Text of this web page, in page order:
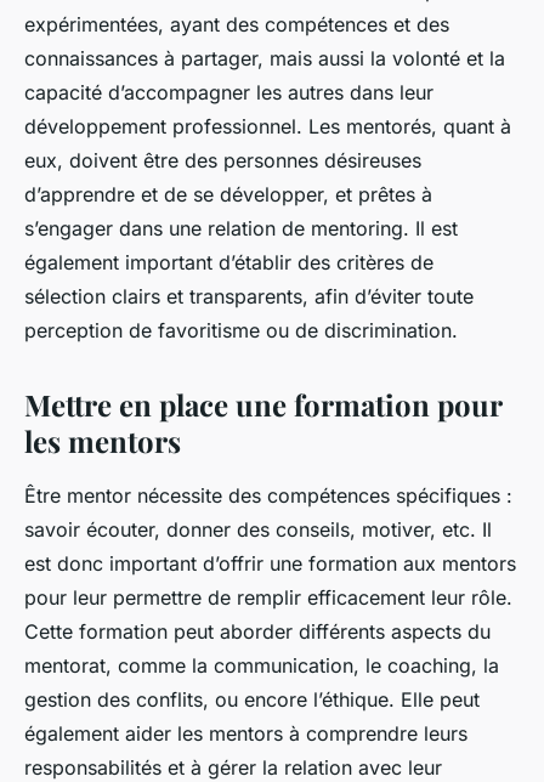
expérimentées, ayant des compétences et des
connaissances à partager, mais aussi la volonté et la
capacité d’accompagner les autres dans leur
développement professionnel. Les mentorés, quant à
eux, doivent être des personnes désireuses
d’apprendre et de se développer, et prêtes à
s’engager dans une relation de mentoring. Il est
également important d’établir des critères de
sélection clairs et transparents, afin d’éviter toute
perception de favoritisme ou de discrimination.
Mettre en place une formation pour
les mentors
Être mentor nécessite des compétences spécifiques :
savoir écouter, donner des conseils, motiver, etc. Il
est donc important d’offrir une formation aux mentors
pour leur permettre de remplir efficacement leur rôle.
Cette formation peut aborder différents aspects du
mentorat, comme la communication, le coaching, la
gestion des conflits, ou encore l’éthique. Elle peut
également aider les mentors à comprendre leurs
responsabilités et à gérer la relation avec leur